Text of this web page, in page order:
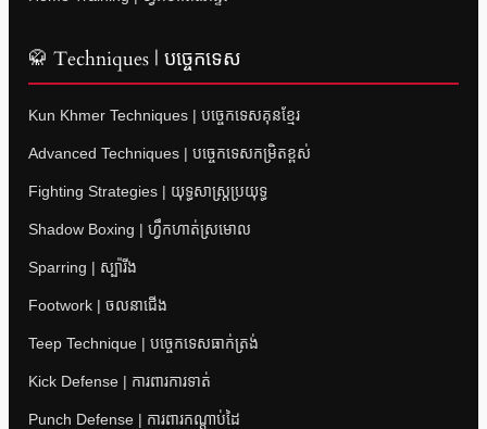
🥋 Techniques | បច្ចេកទេស
Kun Khmer Techniques | បច្ចេកទេសគុនខ្មែរ
Advanced Techniques | បច្ចេកទេសកម្រិតខ្ពស់
Fighting Strategies | យុទ្ធសាស្ត្រប្រយុទ្ធ
Shadow Boxing | ហ្វឹកហាត់ស្រមោល
Sparring | ស្ប៉ារីង
Footwork | ចលនាជើង
Teep Technique | បច្ចេកទេសធាក់ត្រង់
Kick Defense | ការពារការទាត់
Punch Defense | ការពារកណ្តាប់ដៃ